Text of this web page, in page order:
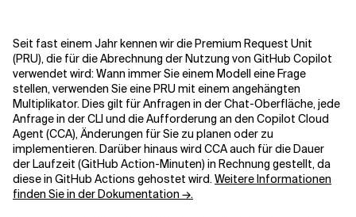
Verwandte Themen
Seit fast einem Jahr kennen wir die Premium Request Unit
(PRU), die für die Abrechnung der Nutzung von GitHub Copilot
verwendet wird: Wann immer Sie einem Modell eine Frage
stellen, verwenden Sie eine PRU mit einem angehängten
Multiplikator. Dies gilt für Anfragen in der Chat-Oberfläche, jede
Anfrage in der CLI und die Aufforderung an den Copilot Cloud
Agent (CCA), Änderungen für Sie zu planen oder zu
implementieren. Darüber hinaus wird CCA auch für die Dauer
der Laufzeit (GitHub Action-Minuten) in Rechnung gestellt, da
diese in GitHub Actions gehostet wird.Weitere Informationen
finden Sie in der Dokumentation →.